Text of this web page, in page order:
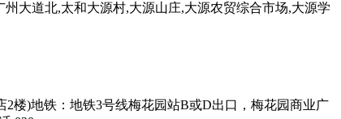
大道北,太和大源村,大源山庄,大源农贸综合市场,大源学
楼)地铁：地铁3号线梅花园站B或D出口，梅花园商业广